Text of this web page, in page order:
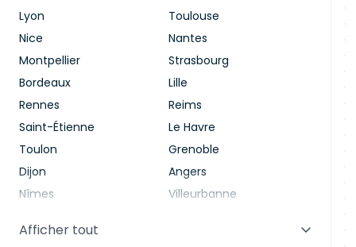
Lyon
Toulouse
Nice
Nantes
Montpellier
Strasbourg
Bordeaux
Lille
Rennes
Reims
Saint-Étienne
Le Havre
Toulon
Grenoble
Dijon
Angers
Nîmes
Villeurbanne
Aix-en-Provence
Afficher tout